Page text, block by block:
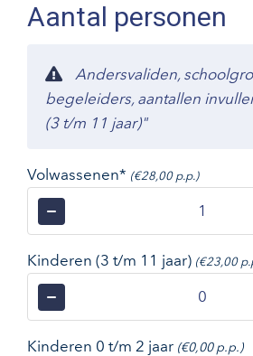
Aantal personen
Andersvaliden,
begeleiders, aantallen
(3 t/m 11 jaar)"
Volwassenen* (€28,00 p.p.)
−
Kinderen (3 t/m 11 jaar) (€23,00
−
Kinderen 0 t/m 2 jaar (€0,00 p.p.)